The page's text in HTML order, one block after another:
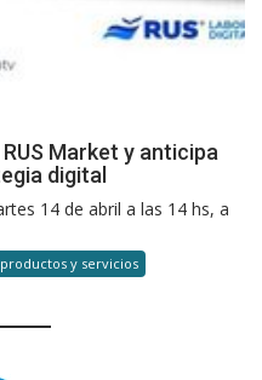
Market y anticipa
digital
14 de abril a las 14 hs, a
y servicios